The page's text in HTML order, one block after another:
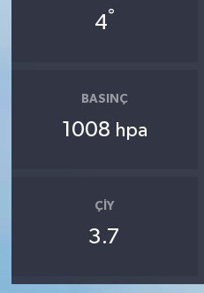
4°
BASINÇ
1008 hpa
ÇIY
3.7